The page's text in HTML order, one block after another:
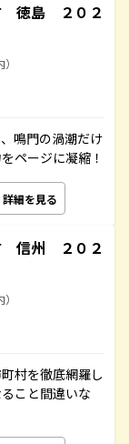
徳島 ２０２
鳴門の渦潮だけ
ページに凝縮！
詳細を見る
信州 ２０２
村を徹底網羅し
こと間違いな